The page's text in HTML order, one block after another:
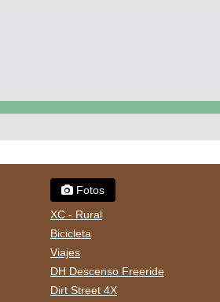
Fotos
XC - Rural
Bicicleta
Viajes
DH Descenso Freeride
Dirt Street 4X